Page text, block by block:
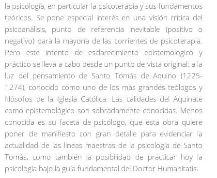
la psicología, en particular la psicoterapia y sus fundamentos
teóricos. Se pone especial interés en una visión crítica del
psicoanálisis, punto de referencia inevitable (positivo o
negativo) para la mayoría de las corrientes de psicoterapia.
Pero este intento de esclarecimiento epistemológico y
práctico se lleva a cabo desde un punto de vista original: a la
luz del pensamiento de Santo Tomás de Aquino (1225-
1274), conocido como uno de los más grandes teólogos y
filósofos de la Iglesia Católica. Las calidades del Aquinate
como epistemológico son sobradamente conocidas. Menos
conocida es su faceta de psicólogo, que esta obra quiere
poner de manifiesto con gran detalle para evidenciar la
actualidad de las líneas maestras de la psicología de Santo
Tomás, como también la posibilidad de practicar hoy la
psicología bajo la guía fundamental del Doctor Humanitatis.